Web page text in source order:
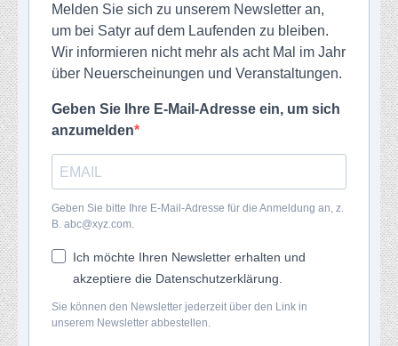
Melden Sie sich zu unserem Newsletter an,
um bei Satyr auf dem Laufenden zu bleiben.
Wir informieren nicht mehr als acht Mal im Jahr
über Neuerscheinungen und Veranstaltungen.
Geben Sie Ihre E-Mail-Adresse ein, um sich
anzumelden
Geben Sie bitte Ihre E-Mail-Adresse für die Anmeldung an, z.
B. abc@xyz.com.
Ich möchte Ihren Newsletter erhalten und
akzeptiere die Datenschutzerklärung.
Sie können den Newsletter jederzeit über den Link in
unserem Newsletter abbestellen.